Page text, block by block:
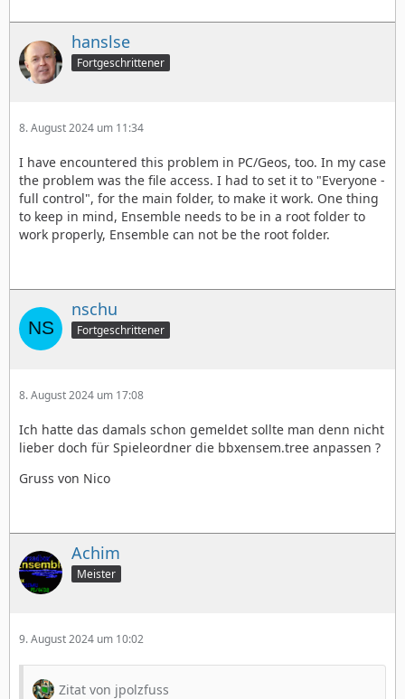
hanslse
Fortgeschrittener
8. August 2024 um 11:34
I have encountered this problem in PC/Geos, too. In my case
the problem was the file access. I had to set it to "Everyone -
full control", for the main folder, to make it work. One thing
to keep in mind, Ensemble needs to be in a root folder to
work properly, Ensemble can not be the root folder.
nschu
Fortgeschrittener
8. August 2024 um 17:08
Ich hatte das damals schon gemeldet sollte man denn nicht
lieber doch für Spieleordner die bbxensem.tree anpassen ?
Gruss von Nico
Achim
Meister
9. August 2024 um 10:02
Zitat von jpolzfuss